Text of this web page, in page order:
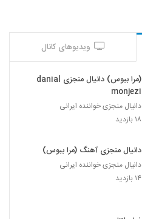
ویدیوهای کانال
(مرا ببوس) دانیال منجزی danial
monjezi
دانیال منجزی خواننده ایرانی
۱۸ بازدید
دانیال منجزی آهنگ (مرا ببوس)
دانیال منجزی خواننده ایرانی
۱۴ بازدید